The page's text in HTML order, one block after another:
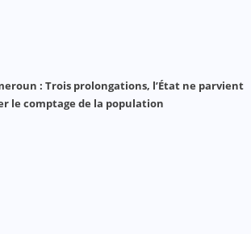
: Trois prolongations, l’État ne parvient
le comptage de la population